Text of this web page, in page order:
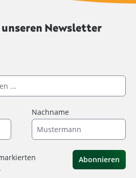
Newsletter
Nachname
Abonnieren